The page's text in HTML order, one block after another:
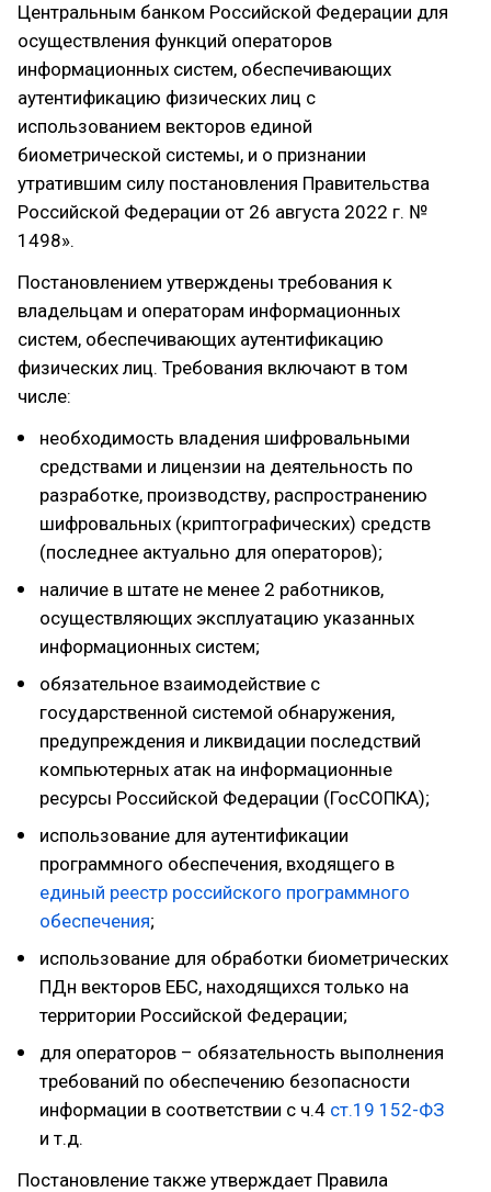
Центральным банком Российской Федерации для
осуществления функций операторов
информационных систем, обеспечивающих
аутентификацию физических лиц с
использованием векторов единой
биометрической системы, и о признании
утратившим силу постановления Правительства
Российской Федерации от 26 августа 2022 г. №
1498».
Постановлением утверждены требования к
владельцам и операторам информационных
систем, обеспечивающих аутентификацию
физических лиц. Требования включают в том
числе:
необходимость владения шифровальными
средствами и лицензии на деятельность по
разработке, производству, распространению
шифровальных (криптографических) средств
(последнее актуально для операторов);
наличие в штате не менее 2 работников,
осуществляющих эксплуатацию указанных
информационных систем;
обязательное взаимодействие с
государственной системой обнаружения,
предупреждения и ликвидации последствий
компьютерных атак на информационные
ресурсы Российской Федерации (ГосСОПКА);
использование для аутентификации
программного обеспечения, входящего в
единый реестр российского программного
обеспечения;
использование для обработки биометрических
ПДн векторов ЕБС, находящихся только на
территории Российской Федерации;
для операторов – обязательность выполнения
требований по обеспечению безопасности
информации в соответствии с ч.4 ст.19 152-ФЗ
и т.д.
Постановление также утверждает Правила